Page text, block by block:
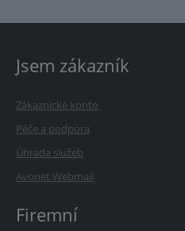
Jsem zákazník
Zákaznické konto
Péče a podpora
Úhrada služeb
Avonet Webmail
Firemní